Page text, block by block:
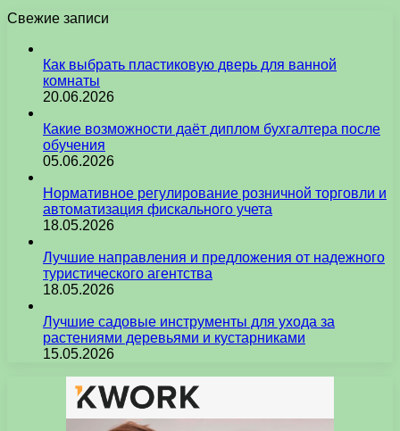
Свежие записи
Как выбрать пластиковую дверь для ванной
комнаты
20.06.2026
Какие возможности даёт диплом бухгалтера после
обучения
05.06.2026
Нормативное регулирование розничной торговли и
автоматизация фискального учета
18.05.2026
Лучшие направления и предложения от надежного
туристического агентства
18.05.2026
Лучшие садовые инструменты для ухода за
растениями деревьями и кустарниками
15.05.2026